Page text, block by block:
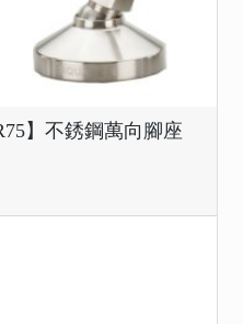
】不銹鋼萬向腳座